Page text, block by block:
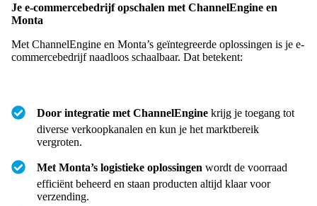
Je e-commercebedrijf opschalen met ChannelEngine en
Monta
Met ChannelEngine en Monta’s geïntegreerde oplossingen is je e-
commercebedrijf naadloos schaalbaar. Dat betekent:
Door integratie met ChannelEngine krijg je toegang tot
diverse verkoopkanalen en kun je het marktbereik
vergroten.
Met Monta’s logistieke oplossingen wordt de voorraad
efficiënt beheerd en staan producten altijd klaar voor
verzending.